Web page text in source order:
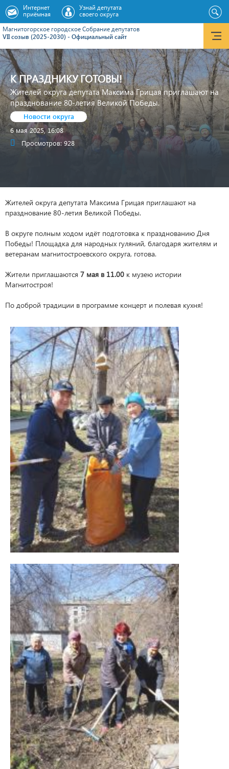
Магнитогорское городское Cобрание депутатов
VII созыв (2025-2030) - Официальный сайт
Интернет
приёмная
Узнай депутата
своего округа
К ПРАЗДНИКУ ГОТОВЫ!
Жителей округа депутата Максима Грицая приглашают на
празднование 80-летия Великой Победы.
Новости округа
6 мая 2025, 16:08
Просмотров: 928
Жителей округа депутата Максима Грицая приглашают на
празднование 80-летия Великой Победы.
В округе полным ходом идёт подготовка к празднованию Дня
Победы! Площадка для народных гуляний, благодаря жителям и
ветеранам магнитостроевского округа, готова.
Жители приглашаются 7 мая в 11.00 к музею истории
Магнитостроя!
По доброй традиции в программе концерт и полевая кухня!